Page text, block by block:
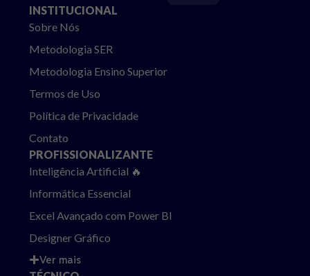
INSTITUCIONAL
Sobre Nós
Metodologia SER
Metodologia Ensino Superior
Termos de Uso
Política de Privacidade
Contato
PROFISSIONALIZANTE
Inteligência Artificial 🔥
Informática Essencial
Excel Avançado com Power BI
Designer Gráfico
Ver mais